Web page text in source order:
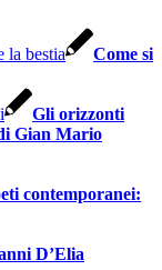
Come si
Gli orizzonti
Gian Mario
contemporanei:
D’Elia